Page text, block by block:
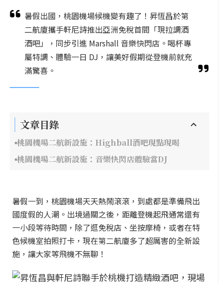
暑假出國，桃園機場候機變有趣了！昇恆昌於第
二航廈攜手軒尼詩推出亞洲免稅首間「現拉調酒
酒吧」，同步引進 Marshall 音樂快閃店。喝杯專
屬特調、體驗一日 DJ，讓美好假期從登機前就充
滿驚喜。
文章目錄
桃園機場二航新設施：Highball酒吧現點現喝
桃園機場二航新設施：音樂快閃店體驗當DJ
暑假一到，桃園機場天天熱鬧滾滾，到處都是準備飛出
國度假的人潮。出境過關之後，距離登機起飛通常還有
一小段等待時間，除了逛免稅店、坐按摩椅，或者在特
色候機室拍照打卡，現在第二航廈多了超厲害的全新設
施，讓大家等飛機不無聊！